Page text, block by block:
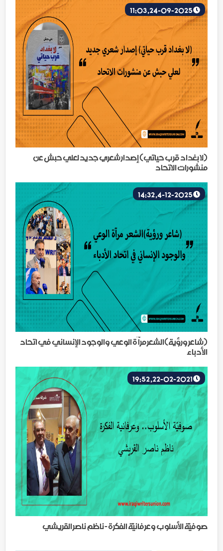
(لا بغداد قرب حياتي) إصدار شعري جديد لعلي حبش عن
منشورات الاتحاد
(شاعر ورؤية)الشعر مرآة الوعي والوجود الإنساني في اتحاد
الأدباء
صوفيَّة الأسلوب وعرفانيَّة الفكرة - ناظم ناصر القريشي